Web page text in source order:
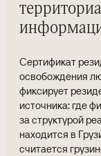
Сертификат
освобождения
фиксирует
источника: где
за структурой
находится в
считается